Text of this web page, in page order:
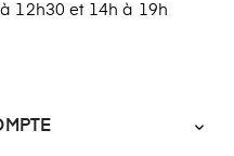
12h30 et 14h à 19h
